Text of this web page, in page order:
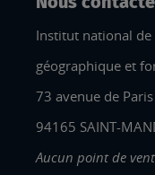
Institut national
géographique et
73 avenue de Paris
94165 SAINT-
Aucun point de